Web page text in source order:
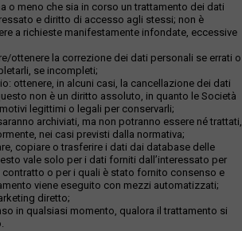
o meno che sia in corso un trattamento dei dati
e diritto di accesso agli stessi; non è
a richieste manifestamente infondate, eccessive
ottenere la correzione dei dati personali se errati o
se incompleti;
ottenere, in alcuni casi, la cancellazione dei dati
non è un diritto assoluto, in quanto le Società
legittimi o legali per conservarli;
archiviati, ma non potranno essere né trattati,
nei casi previsti dalla normativa;
copiare o trasferire i dati dai database delle
vale solo per i dati forniti dall’interessato per
contratto o per i quali è stato fornito consenso e
viene eseguito con mezzi automatizzati;
diretto;
in qualsiasi momento, qualora il trattamento si